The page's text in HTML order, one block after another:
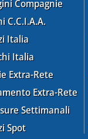
Compagnie
C.C.I.A.A.
Italia
Italia
Extra-Rete
Extra-Rete
Settimanali
Spot